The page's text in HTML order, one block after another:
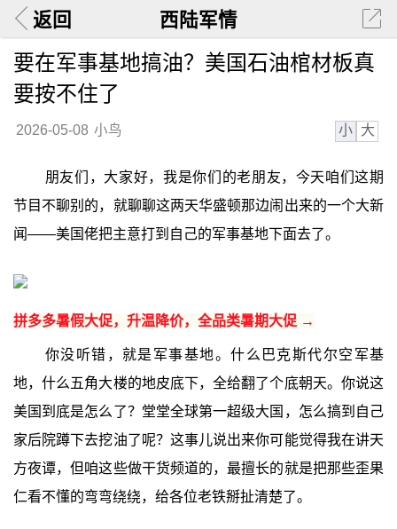
返回 西陆军情
要在军事基地搞油？美国石油棺材板真
要按不住了
2026-05-08 小鸟 小 大
朋友们，大家好，我是你们的老朋友，今天咱们这期
节目不聊别的，就聊聊这两天华盛顿那边闹出来的一个大新
闻——美国佬把主意打到自己的军事基地下面去了。
拼多多暑假大促，升温降价，全品类暑期大促 →
你没听错，就是军事基地。什么巴克斯代尔空军基
地，什么五角大楼的地皮底下，全给翻了个底朝天。你说这
美国到底是怎么了？堂堂全球第一超级大国，怎么搞到自己
家后院蹲下去挖油了呢？这事儿说出来你可能觉得我在讲天
方夜谭，但咱这些做干货频道的，最擅长的就是把那些歪果
仁看不懂的弯弯绕绕，给各位老铁掰扯清楚了。